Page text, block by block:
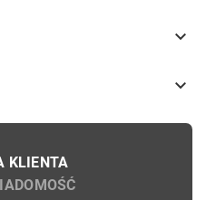
keyboard_arrow_down

KLIENTA